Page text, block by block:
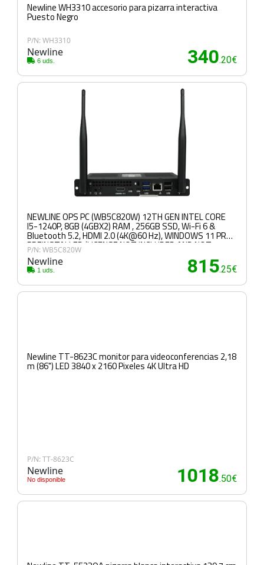
Newline WH3310 accesorio para pizarra interactiva
Puesto Negro
P/N: WH3310
Newline
6 uds. 340.20€
NEWLINE OPS PC (WB5C820W) 12TH GEN INTEL CORE
I5-1240P, 8GB (4GBX2) RAM , 256GB SSD, Wi-Fi 6 &
Bluetooth 5.2, HDMI 2.0 (4K@60 Hz), WINDOWS 11 PRO
PREINSTALLED (LICENSE NOT INCLUDED AND NOT
ACTIVATED)
P/N: WB5C820W
Newline
1 uds. 815.25€
Newline TT-8623C monitor para videoconferencias 2,18
m (86") LED 3840 x 2160 Pixeles 4K Ultra HD
P/N: TT-8623C
Newline
No disponible 1018.50€